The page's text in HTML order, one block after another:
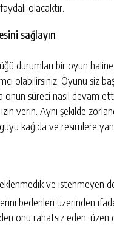
olacaktır.
sağlayın
durumları bir oyun
olabilirsiniz. Oyunu siz
süreci nasıl devam
verin. Aynı şekilde
kağıda ve resimlere
ve istenmeyen
bedenleri üzerinden
onu rahatsız eden,